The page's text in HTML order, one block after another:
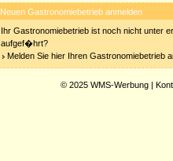
Neuen Gastronomiebetrieb anmelden
Ihr Gastronomiebetrieb ist noch nicht unter
aufgef�hrt?
Melden Sie hier Ihren Gastronomiebetrieb
© 2025 WMS-Werbung |